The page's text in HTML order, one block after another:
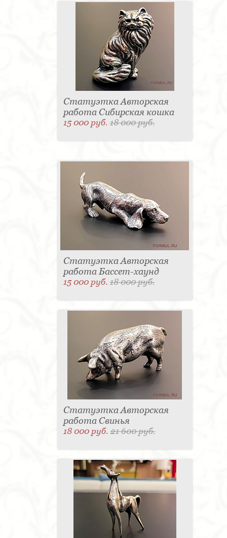
Статуэтка Авторская
работа Сибирская кошка
15 000 руб.18 000 руб.
Статуэтка Авторская
работа Бассет-хаунд
15 000 руб.18 000 руб.
Статуэтка Авторская
работа Свинья
18 000 руб.21 600 руб.